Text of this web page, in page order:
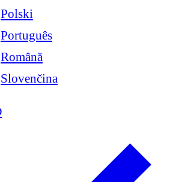
Polski
Português
Română
Slovenčina